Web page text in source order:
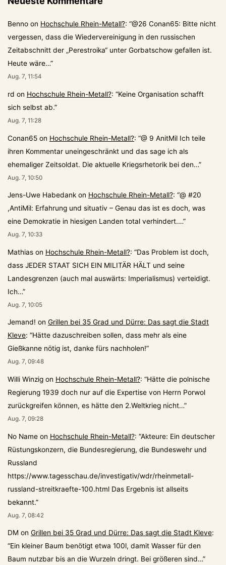
Benno on Hochschule Rhein-Metall?: “@26 Conan65: Bitte nicht
vergessen, dass die Wiedervereinigung in den russischen
Zeitabschnitt der „Perestroika“ unter Gorbatschow gefallen ist.
Heute wäre…”
Aug. 7, 11:54
rd on Hochschule Rhein-Metall?: “Keine Organisation schafft
sich selbst ab.”
Aug. 7, 11:28
Conan65 on Hochschule Rhein-Metall?: “@ 9 AnitMil Ich teile
ihren Kommentar uneingeschränkt und das sage ich als
ehemaliger Zeitsoldat. Die aktuelle Kriegsrhetorik bei den…”
Aug. 7, 10:50
Jens-Uwe Habedank on Hochschule Rhein-Metall?: “@ #20
,AntiMil: Erfahrung und situativ – Genau das ist es doch, was
eine Demokratie in hiesigen Landen total verhindert.…”
Aug. 7, 10:33
Mathias on Hochschule Rhein-Metall?: “Das Problem ist doch,
dass JEDER STAAT SICH EIN MILITÄR HÄLT und seine
Landesgrenzen (auch mal auswärts: Imperialismus) verteidigt.
Ich…”
Aug. 7, 10:05
Jemand! on Grillen bei 35 Grad und Dürre: Das sagt die Stadt
Kleve: “Hätte dazuschreiben sollen, dass mehr als eine
Gießkanne nötig ist, danke fürs nachholen!”
Aug. 7, 09:48
Willi Winzig on Hochschule Rhein-Metall?: “Hätte die polnische
Regierung 1939 doch nur auf die Expertise von Herrn Porwol
zurückgreifen können, es hätte den 2.Weltkrieg nicht…”
Aug. 7, 09:28
No Name on Hochschule Rhein-Metall?: “Akteure: Ein deutscher
Rüstungskonzern, die Bundesregierung, die Bundeswehr und
Russland
https://www.tagesschau.de/investigativ/wdr/rheinmetall-
russland-streitkraefte-100.html Das Ergebnis ist allseits
bekannt.”
Aug. 7, 08:42
DM on Grillen bei 35 Grad und Dürre: Das sagt die Stadt Kleve:
“Ein kleiner Baum benötigt etwa 100l, damit Wasser für den
Baum nutzbar bis an die Wurzeln dringt. Bei größeren sind…”